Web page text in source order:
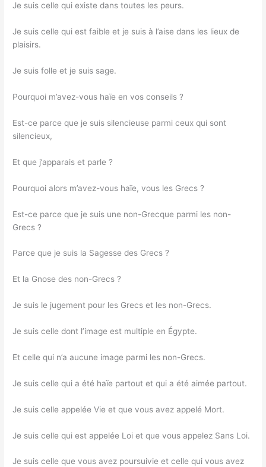
Je suis celle qui existe dans toutes les peurs.
Je suis celle qui est faible et je suis à l’aise dans les lieux de
plaisirs.
Je suis folle et je suis sage.
Pourquoi m’avez-vous haïe en vos conseils ?
Est-ce parce que je suis silencieuse parmi ceux qui sont
silencieux,
Et que j’apparais et parle ?
Pourquoi alors m’avez-vous haïe, vous les Grecs ?
Est-ce parce que je suis une non-Grecque parmi les non-
Grecs ?
Parce que je suis la Sagesse des Grecs ?
Et la Gnose des non-Grecs ?
Je suis le jugement pour les Grecs et les non-Grecs.
Je suis celle dont l’image est multiple en Égypte.
Et celle qui n’a aucune image parmi les non-Grecs.
Je suis celle qui a été haïe partout et qui a été aimée partout.
Je suis celle appelée Vie et que vous avez appelé Mort.
Je suis celle qui est appelée Loi et que vous appelez Sans Loi.
Je suis celle que vous avez poursuivie et celle qui vous avez